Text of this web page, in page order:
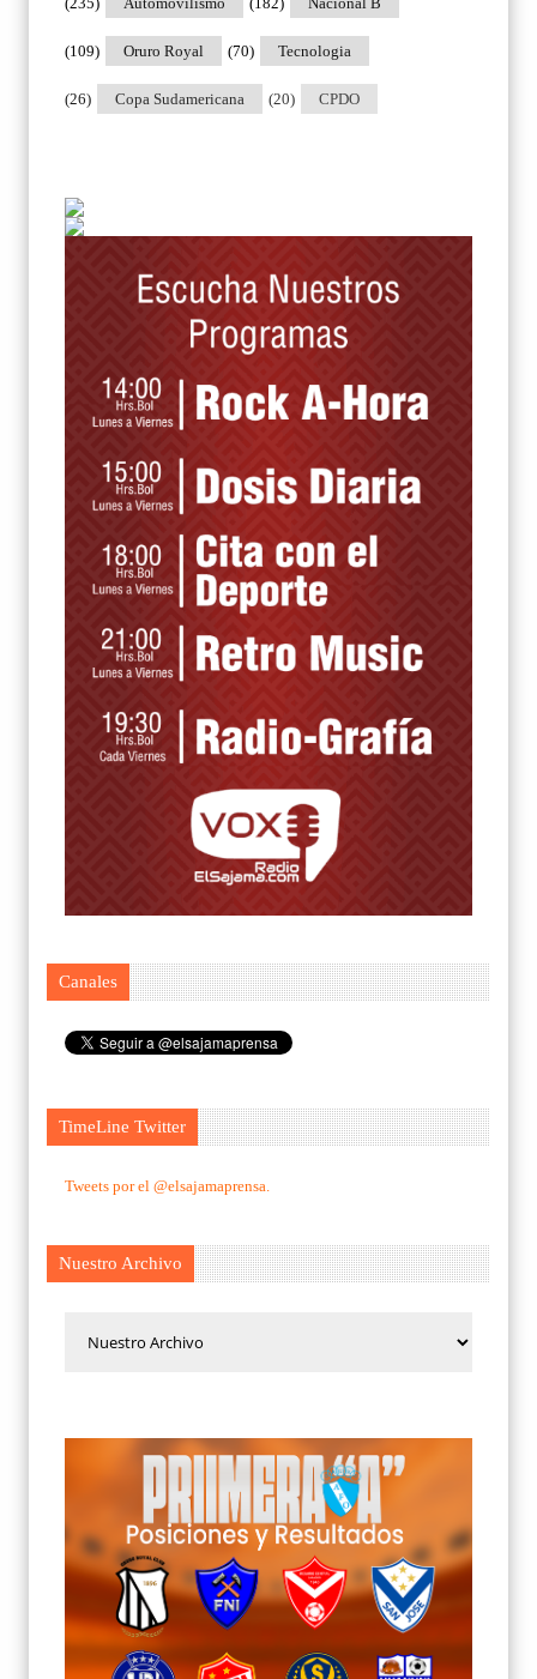
Oruro Royal
(109) Tecnologia
(70)
Copa Sudamericana
(26) CPDO
(20)
Canales
TimeLine Twitter
Tweets por el @elsajamaprensa.
Nuestro Archivo